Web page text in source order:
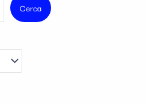
Cerca